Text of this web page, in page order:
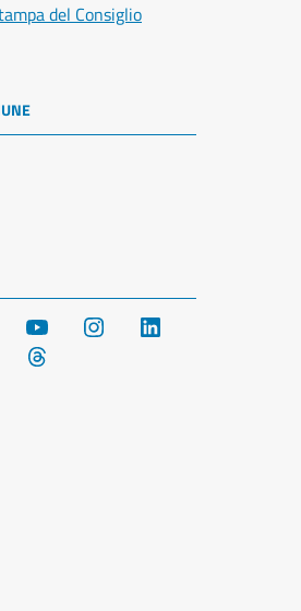
del Consiglio
YouTube Instagram
WhatsApp